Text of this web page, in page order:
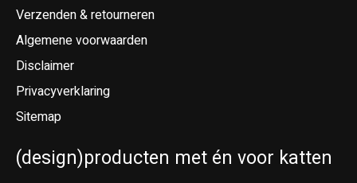
Verzenden & retourneren
Algemene voorwaarden
Disclaimer
Privacyverklaring
Sitemap
(design)producten met én voor katten